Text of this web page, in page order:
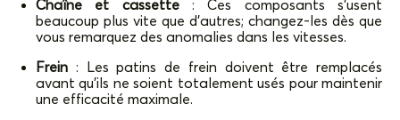
Chaîne et cassette: Ces composants s’usent
beaucoup plus vite que d’autres; changez-les dès que
vous remarquez des anomalies dans les vitesses.
Frein : Les patins de frein doivent être remplacés
avant qu’ils ne soient totalement usés pour maintenir
une efficacité maximale.